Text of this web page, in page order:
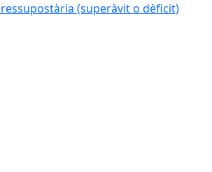
(superàvit o dèficit)